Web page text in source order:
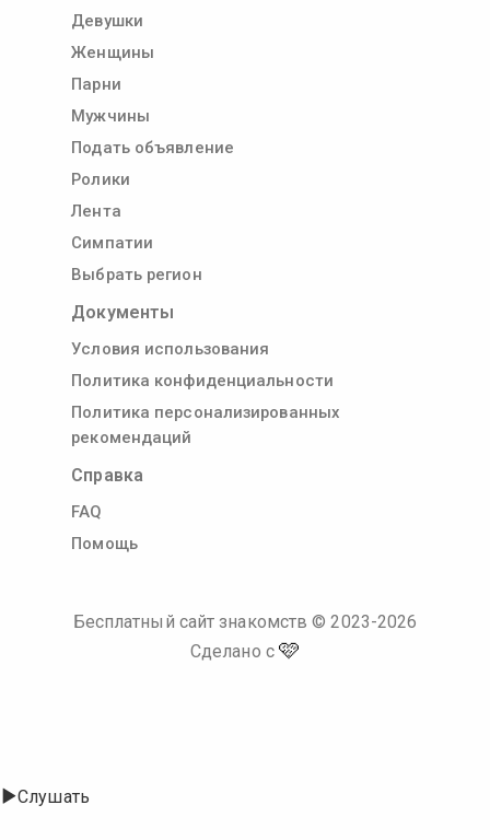
Девушки
Женщины
Парни
Мужчины
Подать объявление
Ролики
Лента
Симпатии
Выбрать регион
Документы
Условия использования
Политика конфиденциальности
Политика персонализированных
рекомендаций
Справка
FAQ
Помощь
Бесплатный сайт знакомств © 2023-2026
Сделано с 🩷
Слушать